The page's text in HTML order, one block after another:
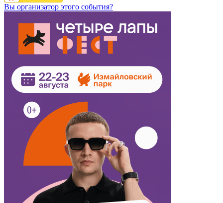
Вы организатор этого события?